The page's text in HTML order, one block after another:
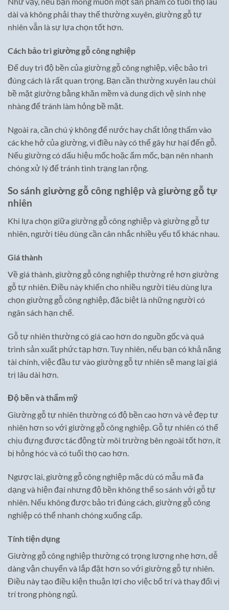
dài và không phải thay thế thường xuyên, giường gỗ tự
nhiên vẫn là sự lựa chọn tốt hơn.
Cách bảo trì giường gỗ công nghiệp
Để duy trì độ bền của giường gỗ công nghiệp, việc bảo trì
đúng cách là rất quan trọng. Bạn cần thường xuyên lau chùi
bề mặt giường bằng khăn mềm và dung dịch vệ sinh nhẹ
nhàng để tránh làm hỏng bề mặt.
Ngoài ra, cần chú ý không để nước hay chất lỏng thấm vào
các khe hở của giường, vì điều này có thể gây hư hại đến gỗ.
Nếu giường có dấu hiệu mốc hoặc ẩm mốc, bạn nên nhanh
chóng xử lý để tránh tình trạng lan rộng.
So sánh giường gỗ công nghiệp và giường gỗ tự
nhiên
Khi lựa chọn giữa giường gỗ công nghiệp và giường gỗ tự
nhiên, người tiêu dùng cần cân nhắc nhiều yếu tố khác nhau.
Giá thành
Về giá thành, giường gỗ công nghiệp thường rẻ hơn giường
gỗ tự nhiên. Điều này khiến cho nhiều người tiêu dùng lựa
chọn giường gỗ công nghiệp, đặc biệt là những người có
ngân sách hạn chế.
Gỗ tự nhiên thường có giá cao hơn do nguồn gốc và quá
trình sản xuất phức tạp hơn. Tuy nhiên, nếu bạn có khả năng
tài chính, việc đầu tư vào giường gỗ tự nhiên sẽ mang lại giá
trị lâu dài hơn.
Độ bền và thẩm mỹ
Giường gỗ tự nhiên thường có độ bền cao hơn và vẻ đẹp tự
nhiên hơn so với giường gỗ công nghiệp. Gỗ tự nhiên có thể
chịu đựng được tác động từ môi trường bên ngoài tốt hơn, ít
bị hỏng hóc và có tuổi thọ cao hơn.
Ngược lại, giường gỗ công nghiệp mặc dù có mẫu mã đa
dạng và hiện đại nhưng độ bền không thể so sánh với gỗ tự
nhiên. Nếu không được bảo trì đúng cách, giường gỗ công
nghiệp có thể nhanh chóng xuống cấp.
Tính tiện dụng
Giường gỗ công nghiệp thường có trọng lượng nhẹ hơn, dễ
dàng vận chuyển và lắp đặt hơn so với giường gỗ tự nhiên.
Điều này tạo điều kiện thuận lợi cho việc bố trí và thay đổi vị
trí trong phòng ngủ.